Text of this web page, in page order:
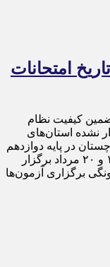
امتحانات
کیفیت نظام
نشده استان‌های
در پایه دوازدهم
را اعلام کرد. این امتحانات در روز‌های ۱۵، ۱۷ و ۲۰ مرداد برگزار
برگزاری آزمون‌ها